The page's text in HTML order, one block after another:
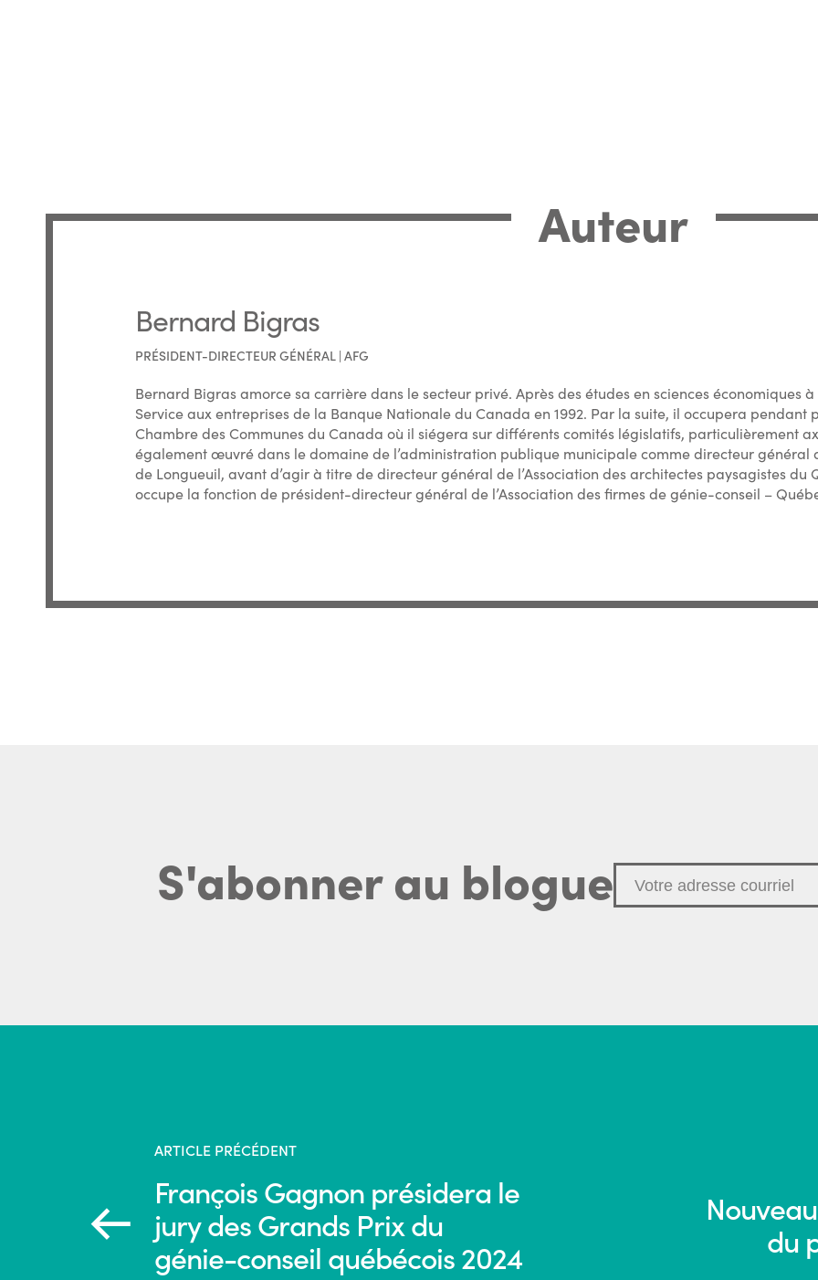
Auteur
Bernard Bigras
PRÉSIDENT-DIRECTEUR GÉNÉRAL | AFG
Bernard Bigras amorce sa carrière dans le secteur privé. Après des études en sciences économiques
Service aux entreprises de la Banque Nationale du Canada en 1992. Par la suite, il occupera pendant
Chambre des Communes du Canada où il siégera sur différents comités législatifs, particulièrement
également œuvré dans le domaine de l’administration publique municipale comme directeur
de Longueuil, avant d’agir à titre de directeur général de l’Association des architectes paysagistes du
occupe la fonction de président-directeur général de l’Association des firmes de génie-conseil –
S'abonner au blogue
ARTICLE PRÉCÉDENT
François Gagnon présidera le
jury des Grands Prix du
génie-conseil québécois 2024
du